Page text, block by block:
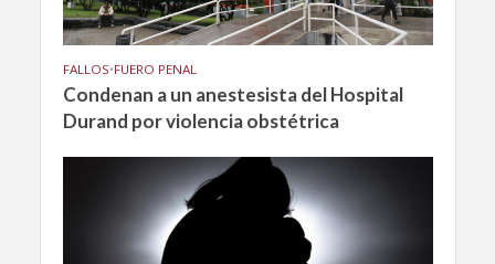
FALLOS•FUERO PENAL
Condenan a un anestesista del Hospital
Durand por violencia obstétrica